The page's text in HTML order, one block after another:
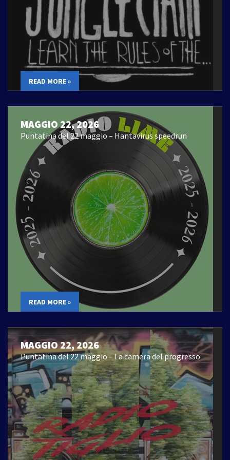
READ MORE »
MAGGIO 22, 2026
Puntatina del 22 maggio – Hantavirus speedrun
READ MORE »
MAGGIO 22, 2026
Puntatina del 22 maggio – La camera del progresso